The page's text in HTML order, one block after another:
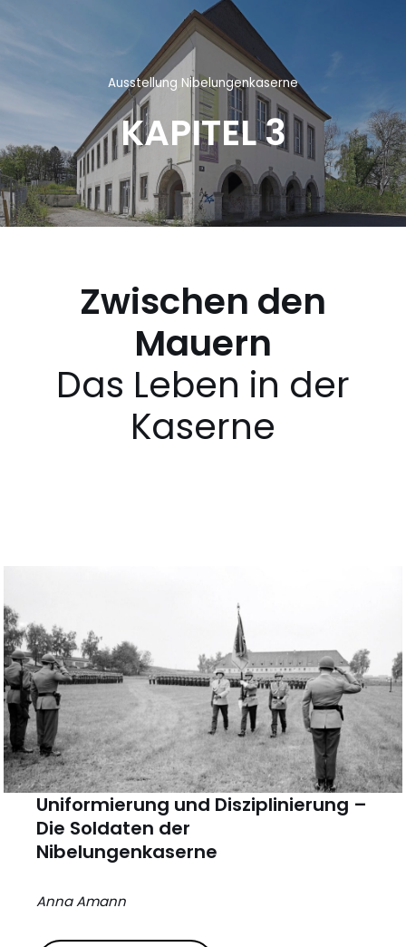
Ausstellung Nibelungenkaserne
KAPITEL 3
Zwischen den
Mauern
Das Leben in der
Kaserne
Uniformierung und Disziplinierung –
Die Soldaten der
Nibelungenkaserne
Anna Amann